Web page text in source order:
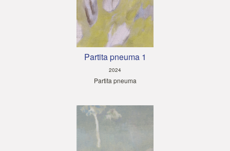
Partita pneuma 1
2024
Partita pneuma